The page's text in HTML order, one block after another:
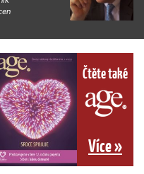
Čtěte také
Více »